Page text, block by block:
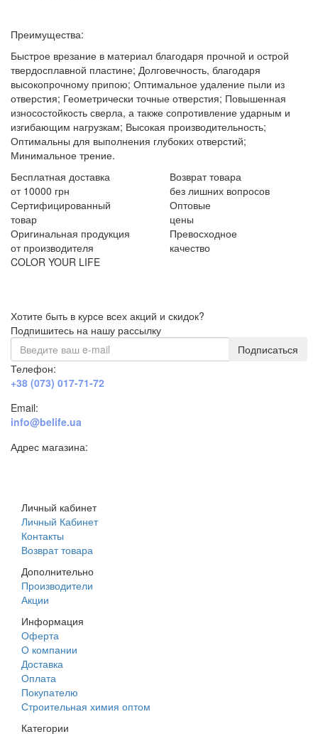
Преимущества:
Быстрое врезание в материал благодаря прочной и острой
твердосплавной пластине; Долговечность, благодаря
высокопрочному припою; Оптимальное удаление пыли из
отверстия; Геометрически точные отверстия; Повышенная
износостойкость сверла, а также сопротивление ударным и
изгибающим нагрузкам; Высокая производительность;
Оптимальны для выполнения глубоких отверстий;
Минимальное трение.
Бесплатная доставка
от 10000 грн
Возврат товара
без лишних вопросов
Сертифицированный
товар
Оптовые
цены
Оригинальная продукция
от производителя
Превосходное
качество
COLOR YOUR LIFE
Хотите быть в курсе всех акций и скидок?
Подпишитесь на нашу рассылку
Подписаться
Телефон:
+38 (073) 017-71-72
Email:
info@belife.ua
Адрес магазина:
Личный кабинет
Личный Кабинет
Контакты
Возврат товара
Дополнительно
Производители
Акции
Информация
Оферта
О компании
Доставка
Оплата
Покупателю
Строительная химия оптом
Категории